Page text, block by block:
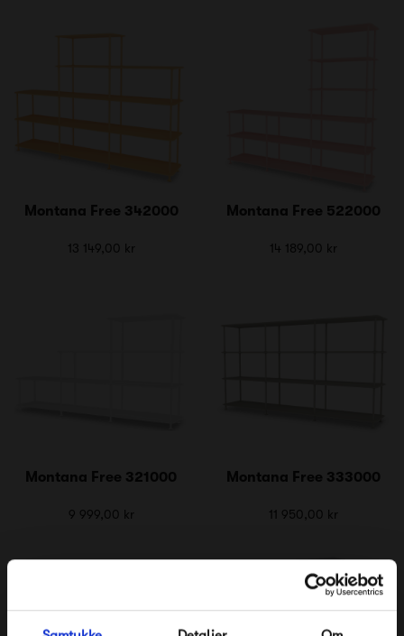
Montana Free 342000
13 149,00 kr
Montana Free 522000
14 189,00 kr
Montana Free 321000
9 999,00 kr
Montana Free 333000
11 950,00 kr